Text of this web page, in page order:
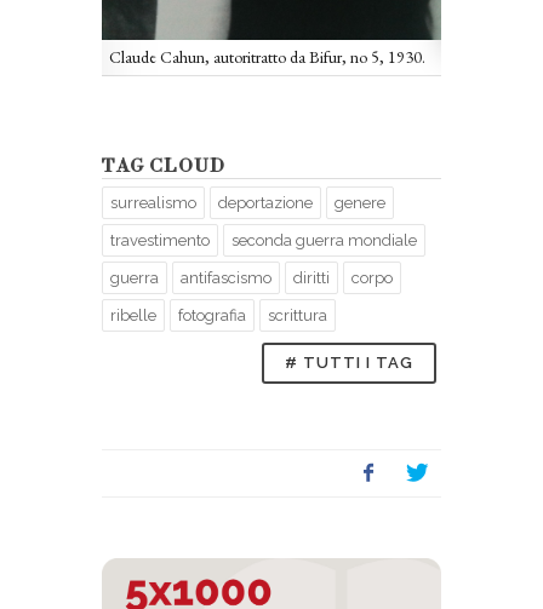
Claude Cahun, autoritratto da Bifur, no 5, 1930.
TAG CLOUD
surrealismo deportazione genere
travestimento seconda guerra mondiale
guerra antifascismo diritti corpo
ribelle fotografia scrittura
# TUTTI I TAG